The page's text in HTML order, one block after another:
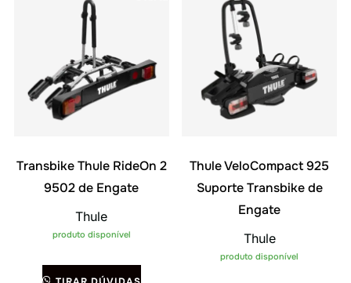
Transbike Thule RideOn 2
9502 de Engate
Thule
produto disponível
Thule VeloCompact 925
Suporte Transbike de
Engate
Thule
produto disponível